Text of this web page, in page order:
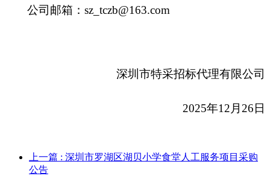
公司邮箱：sz_tczb@163.com
深圳市特采招标代理有限公司
2025年12月26日
上一篇 : 深圳市罗湖区湖贝小学食堂人工服务项目采购
公告